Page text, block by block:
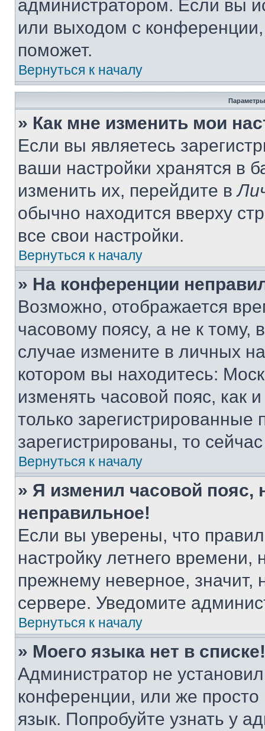
администратором. Если вы
или выходом с
поможет.
Вернуться к началу
Параметры
» Как мне изменить мои
Если вы являетесь
ваши настройки хранятся в
изменить их, перейдите в
обычно находится вверху
все свои настройки.
Вернуться к началу
» На конференции
Возможно, отображается
часовому поясу, а не к тому,
случае измените в личных
котором вы находитесь:
изменять часовой пояс, как
только
зарегистрированы, то
Вернуться к началу
» Я изменил часовой пояс,
неправильное!
Если вы уверены, что
настройку летнего
прежнему неверное, значит,
сервере. Уведомите
Вернуться к началу
» Моего языка нет в списке!
Администратор не
конференции, или же
язык. Попробуйте узнать у